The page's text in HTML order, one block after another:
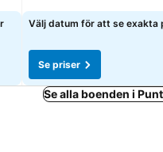
Välj datum för att se exakta
Se priser
Se alla boenden i